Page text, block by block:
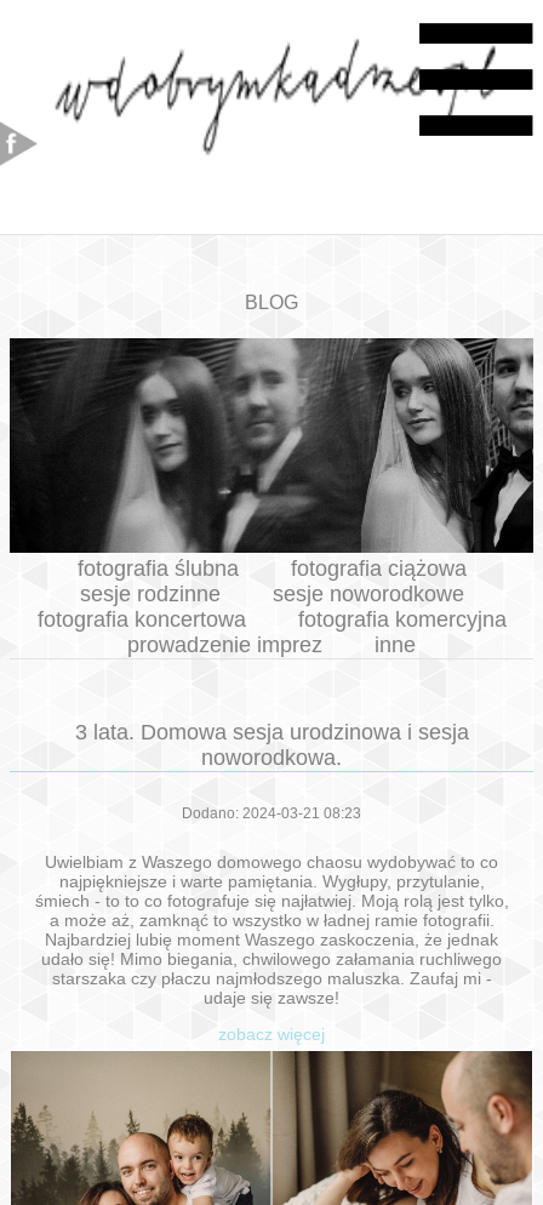
☰
BLOG
fotografia ślubna
fotografia ciążowa
sesje rodzinne
sesje noworodkowe
fotografia koncertowa
fotografia komercyjna
prowadzenie imprez
inne
3 lata. Domowa sesja urodzinowa i sesja
noworodkowa.
Dodano: 2024-03-21 08:23
Uwielbiam z Waszego domowego chaosu wydobywać to co
najpiękniejsze i warte pamiętania. Wygłupy, przytulanie,
śmiech - to to co fotografuje się najłatwiej. Moją rolą jest tylko,
a może aż, zamknąć to wszystko w ładnej ramie fotografii.
Najbardziej lubię moment Waszego zaskoczenia, że jednak
udało się! Mimo biegania, chwilowego załamania ruchliwego
starszaka czy płaczu najmłodszego maluszka. Zaufaj mi -
udaje się zawsze!
zobacz więcej